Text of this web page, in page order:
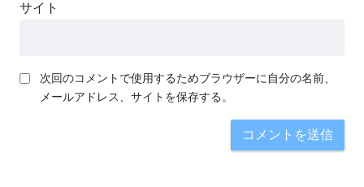
サイト
次回のコメントで使用するためブラウザーに自分の名前、
メールアドレス、サイトを保存する。